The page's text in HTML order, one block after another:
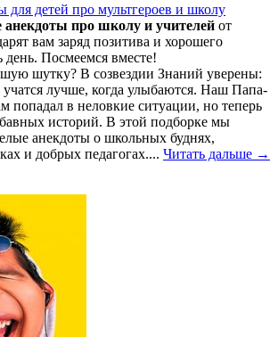
детей про мультгероев и школу
про школу и учителей от
вам заряд позитива и хорошего
день. Посмеемся вместе!
шутку? В созвездии Знаний уверены:
учатся лучше, когда улыбаются. Наш Папа-
попадал в неловкие ситуации, но теперь
историй. В этой подборке мы
анекдоты о школьных буднях,
и добрых педагогах.... Читать дальше →